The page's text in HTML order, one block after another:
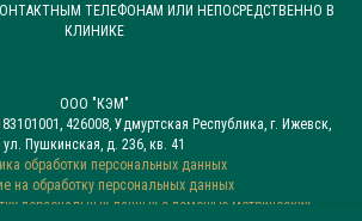
ТЕЛЕФОНАМ ИЛИ НЕПОСРЕДСТВЕННО В
КЛИНИКЕ
ООО "КЭМ"
426008, Удмуртская Республика, г. Ижевск,
ул. Пушкинская, д. 236, кв. 41
обработки персональных данных
на обработку персональных данных
персональных данных с помощью метрических